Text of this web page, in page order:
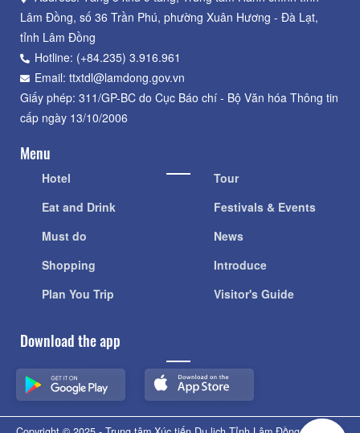
Lâm Đồng, số 36 Trần Phú, phường Xuân Hương - Đà Lạt,
tỉnh Lâm Đồng
Hotline: (+84.235) 3.916.961
Email: ttxtdl@lamdong.gov.vn
Giấy phép: 311/GP-BC do Cục Báo chí - Bộ Văn hóa Thông tin
cấp ngày 13/10/2006
Menu
Hotel
Eat and Drink
Must do
Shopping
Plan You Trip
Tour
Festivals & Events
News
Introduce
Visitor's Guide
Download the app